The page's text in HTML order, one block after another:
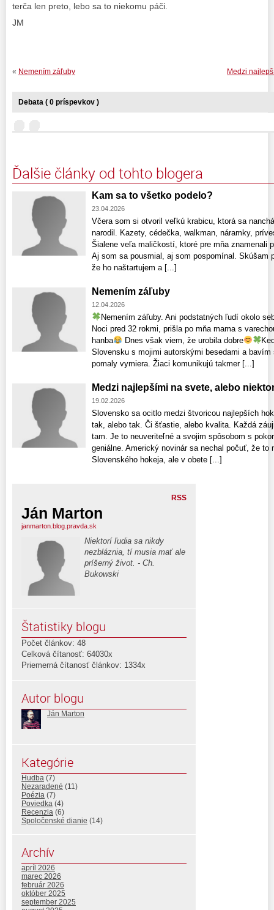
terča len preto, lebo sa to niekomu páči.
JM
Medzi
« Nemením záľuby
Debata ( 0 príspevkov )
Ďalšie články od tohto blogera
Kam sa to všetko podelo?
23.04.2026
Včera som si otvoril veľkú krabicu, ktorá sa
narodil. Kazety, cédečka, walkman, náramky,
Šialene veľa maličkostí, ktoré pre mňa znamenali
Aj som sa pousmial, aj som pospomínal. Skúšam
že ho naštartujem a [...]
Nemením záľuby
12.04.2026
Nemením záľuby. Ani podstatných ľudí okolo
Noci pred 32 rokmi, prišla po mňa mama s
hanba
Dnes však viem, že urobila dobre
Slovensku s mojimi autorskými besedami a
pomaly vymiera. Žiaci komunikujú takmer [...]
Medzi najlepšími na svete, alebo
19.02.2026
Slovensko sa ocitlo medzi štvoricou najlepších
tak, alebo tak. Či šťastie, alebo kvalita. Každá
tam. Je to neuveriteľné a svojim spôsobom s
geniálne. Americký novinár sa nechal počuť, že
Slovenského hokeja, ale v obete [...]
RSS
Ján Marton
janmarton.blog.pravda.sk
Niektorí ľudia sa nikdy
nezbláznia, tí musia mať ale
príšerný život. - Ch.
Bukowski
Štatistiky blogu
Počet článkov: 48
Celková čítanosť: 64030x
Priemerná čítanosť článkov: 1334x
Autor blogu
Ján Marton
Kategórie
Hudba (7)
Nezaradené (11)
Poézia (7)
Poviedka (4)
Recenzia (6)
Spoločenské dianie (14)
Archív
apríl 2026
marec 2026
február 2026
október 2025
september 2025